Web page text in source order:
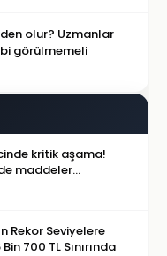
olur? Uzmanlar
görülmemeli
kritik aşama!
maddeler
Rekor Seviyelere
700 TL Sınırında